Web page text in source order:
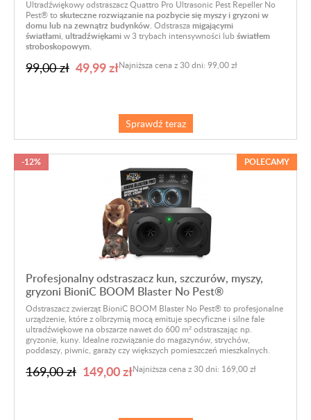
Ultradźwiękowy odstraszacz Quattro Pro Ultrasonic Pest Repeller No
Pest® toskuteczne rozwiązanie na pozbycie się myszy i gryzoni w
domu lub na zewnątrz budynków. Odstrasza migającymi
światłami, ultradźwiękamiw 3 trybach intensywności lub światłem
stroboskopowym.
99,00 zł 49,99 złNajniższa cena z 30 dni: 99,00 zł
Sprawdź teraz
Profesjonalny odstraszacz kun, szczurów, myszy,
gryzoni BioniC BOOM Blaster No Pest®
-12% POLECAMY
Odstraszacz zwierząt BioniC BOOM Blaster No Pest® to profesjonalne
urządzenie, które z olbrzymią mocą emituje specyficzne i silne fale
ultradźwiękowe na obszarze nawet do 600 m² odstraszając np.
gryzonie, kuny. Idealne rozwiązanie do magazynów, strychów,
poddaszy, piwnic, garaży czy większych pomieszczeń mieszkalnych.
169,00 zł 149,00 złNajniższa cena z 30 dni: 169,00 zł